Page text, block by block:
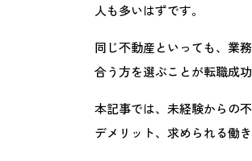
人も多いはずです。
同じ不動産といっても、業
合う方を選ぶことが転職成
本記事では、未経験からの
デメリット、求められる働